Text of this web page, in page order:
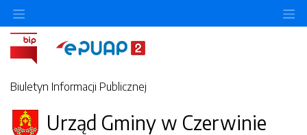
Biuletyn Informacji Publicznej
Urząd Gminy w Czerwinie